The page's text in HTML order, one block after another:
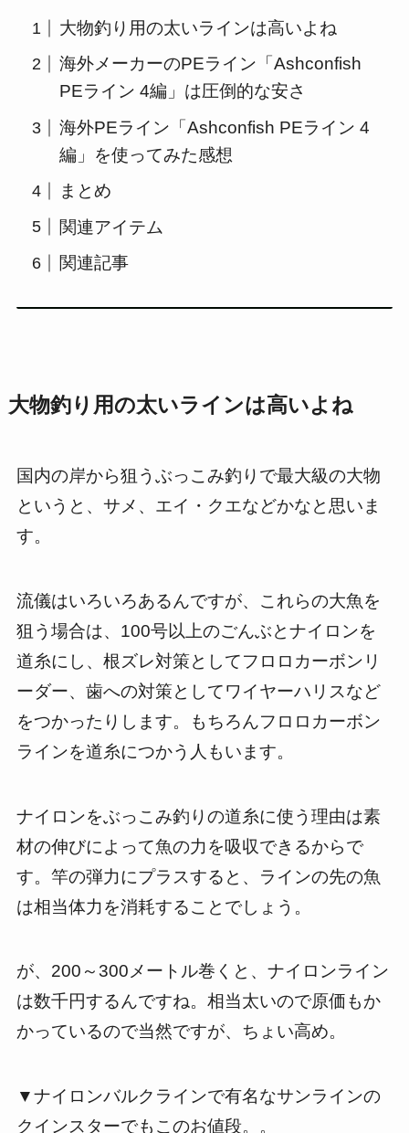
大物釣り用の太いラインは高いよね
海外メーカーのPEライン「Ashconfish
PEライン 4編」は圧倒的な安さ
海外PEライン「Ashconfish PEライン 4
編」を使ってみた感想
まとめ
関連アイテム
関連記事
大物釣り用の太いラインは高いよね
国内の岸から狙うぶっこみ釣りで最大級の大物
というと、サメ、エイ・クエなどかなと思いま
す。
流儀はいろいろあるんですが、これらの大魚を
狙う場合は、100号以上のごんぶとナイロンを
道糸にし、根ズレ対策としてフロロカーボンリ
ーダー、歯への対策としてワイヤーハリスなど
をつかったりします。もちろんフロロカーボン
ラインを道糸につかう人もいます。
ナイロンをぶっこみ釣りの道糸に使う理由は素
材の伸びによって魚の力を吸収できるからで
す。竿の弾力にプラスすると、ラインの先の魚
は相当体力を消耗することでしょう。
が、200～300メートル巻くと、ナイロンライン
は数千円するんですね。相当太いので原価もか
かっているので当然ですが、ちょい高め。
▼ナイロンバルクラインで有名なサンラインの
クインスターでもこのお値段。。